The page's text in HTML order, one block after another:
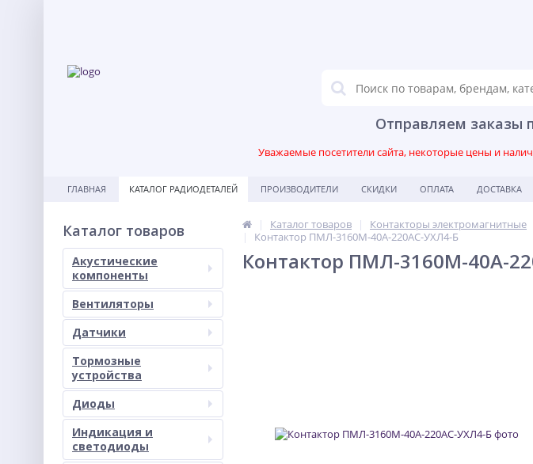
Отправляем заказы
Уважаемые посетители сайта, некоторые цены и
ГЛАВНАЯ КАТАЛОГ РАДИОДЕТАЛЕЙ ПРОИЗВОДИТЕЛИ СКИДКИ ОПЛАТА ДОСТАВКА
Каталог товаров
Акустические
компоненты
Вентиляторы
Датчики
Тормозные
устройства
Диоды
Индикация и
светодиоды
Каталог товаров Контакторы электромагнитные
Контактор ПМЛ-3160М-40А-220АС-УХЛ4-Б
Контактор ПМЛ-3160М-40А-